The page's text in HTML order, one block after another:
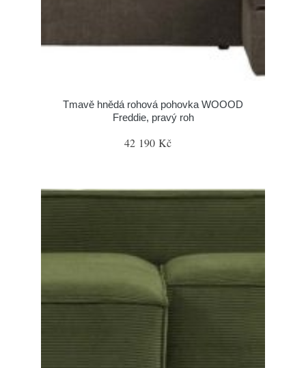
Tmavě hnědá rohová pohovka WOOOD
Freddie, pravý roh
42 190 Kč